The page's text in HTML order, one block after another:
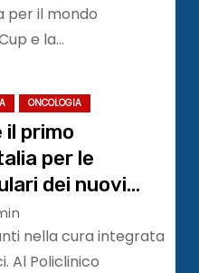
per il mondo
e la…
ONCOLOGIA
il primo
per le
dei nuovi
nella cura integrata
Al Policlinico